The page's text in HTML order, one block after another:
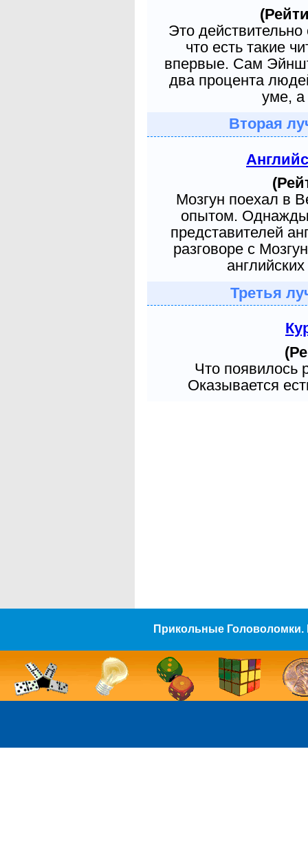
Это
что есть такие
впервые. Сам
два процента
уме, а
Вторая
Мозгун поехал в
опытом. Однажды
представителей
разговоре с
Третья
Что появилось
Оказывается
Прикольные